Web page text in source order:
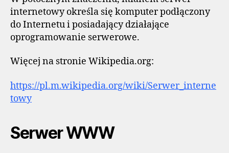
internetowy określa się komputer podłączony
do Internetu i posiadający działające
oprogramowanie serwerowe.
Więcej na stronie Wikipedia.org:
https://pl.m.wikipedia.org/wiki/Serwer_interne
towy
Serwer WWW